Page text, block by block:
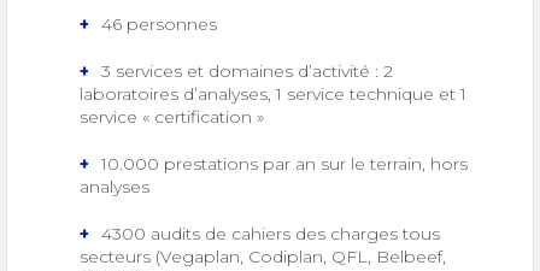
46 personnes
3 services et domaines d’activité : 2
laboratoires d’analyses, 1 service technique et 1
service « certification »
10.000 prestations par an sur le terrain, hors
analyses
4300 audits de cahiers des charges tous
secteurs (Vegaplan, Codiplan, QFL, Belbeef,